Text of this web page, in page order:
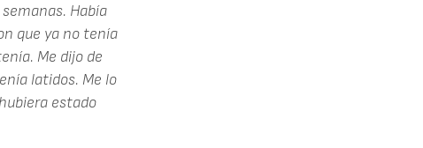
Había
que ya no tenía
Me dijo de
latidos. Me lo
estado